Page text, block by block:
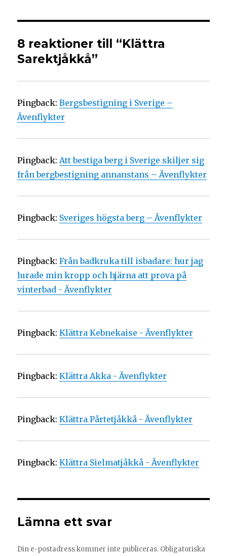
8 reaktioner till “Klättra
Sarektjåkkå”
Pingback:Bergsbestigning i Sverige –
Ävenflykter
Pingback:Att bestiga berg i Sverige skiljer sig
från bergbestigning annanstans – Ävenflykter
Pingback: Sveriges högsta berg – Ävenflykter
Pingback:Från badkruka till isbadare: hur jag
lurade min kropp och hjärna att prova på
vinterbad - Ävenflykter
Pingback:Klättra Kebnekaise - Ävenflykter
Pingback:Klättra Akka - Ävenflykter
Pingback:Klättra Pårtetjåkkå - Ävenflykter
Pingback:Klättra Sielmatjåkkå - Ävenflykter
Lämna ett svar
Din e-postadress kommer inte publiceras. Obligatoriska